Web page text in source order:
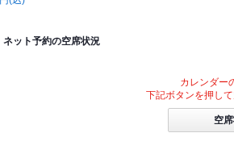
ネット予約の空席状況
カレンダー
下記ボタンを押し
空